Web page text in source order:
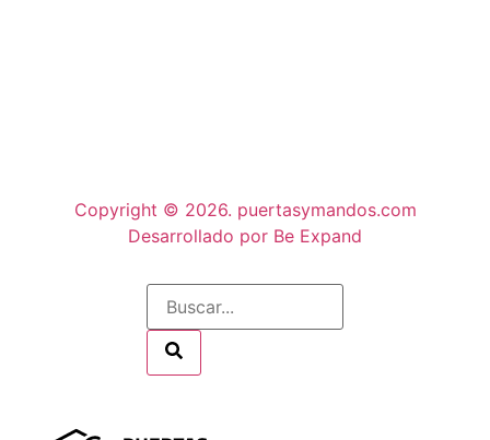
Copyright © 2026. puertasymandos.com
Desarrollado por Be Expand